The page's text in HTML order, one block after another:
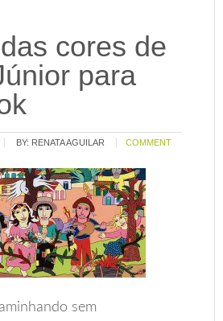
cores de
para
BY: RENATA AGUILAR COMMENT
sem